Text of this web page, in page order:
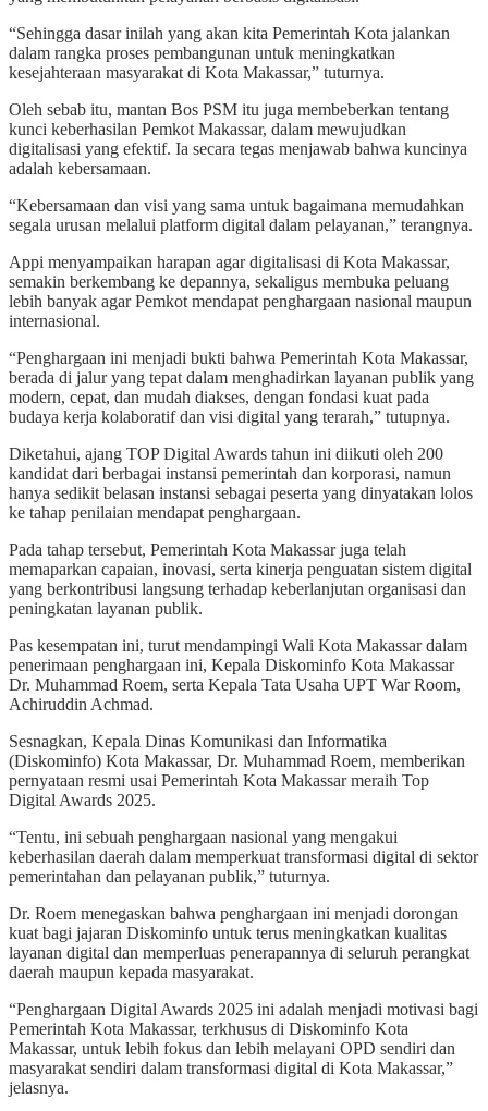
“Sehingga dasar inilah yang akan kita Pemerintah Kota jalankan
dalam rangka proses pembangunan untuk meningkatkan
kesejahteraan masyarakat di Kota Makassar,” tuturnya.
Oleh sebab itu, mantan Bos PSM itu juga membeberkan tentang
kunci keberhasilan Pemkot Makassar, dalam mewujudkan
digitalisasi yang efektif. Ia secara tegas menjawab bahwa kuncinya
adalah kebersamaan.
“Kebersamaan dan visi yang sama untuk bagaimana memudahkan
segala urusan melalui platform digital dalam pelayanan,” terangnya.
Appi menyampaikan harapan agar digitalisasi di Kota Makassar,
semakin berkembang ke depannya, sekaligus membuka peluang
lebih banyak agar Pemkot mendapat penghargaan nasional maupun
internasional.
“Penghargaan ini menjadi bukti bahwa Pemerintah Kota Makassar,
berada di jalur yang tepat dalam menghadirkan layanan publik yang
modern, cepat, dan mudah diakses, dengan fondasi kuat pada
budaya kerja kolaboratif dan visi digital yang terarah,” tutupnya.
Diketahui, ajang TOP Digital Awards tahun ini diikuti oleh 200
kandidat dari berbagai instansi pemerintah dan korporasi, namun
hanya sedikit belasan instansi sebagai peserta yang dinyatakan lolos
ke tahap penilaian mendapat penghargaan.
Pada tahap tersebut, Pemerintah Kota Makassar juga telah
memaparkan capaian, inovasi, serta kinerja penguatan sistem digital
yang berkontribusi langsung terhadap keberlanjutan organisasi dan
peningkatan layanan publik.
Pas kesempatan ini, turut mendampingi Wali Kota Makassar dalam
penerimaan penghargaan ini, Kepala Diskominfo Kota Makassar
Dr. Muhammad Roem, serta Kepala Tata Usaha UPT War Room,
Achiruddin Achmad.
Sesnagkan, Kepala Dinas Komunikasi dan Informatika
(Diskominfo) Kota Makassar, Dr. Muhammad Roem, memberikan
pernyataan resmi usai Pemerintah Kota Makassar meraih Top
Digital Awards 2025.
“Tentu, ini sebuah penghargaan nasional yang mengakui
keberhasilan daerah dalam memperkuat transformasi digital di sektor
pemerintahan dan pelayanan publik,” tuturnya.
Dr. Roem menegaskan bahwa penghargaan ini menjadi dorongan
kuat bagi jajaran Diskominfo untuk terus meningkatkan kualitas
layanan digital dan memperluas penerapannya di seluruh perangkat
daerah maupun kepada masyarakat.
“Penghargaan Digital Awards 2025 ini adalah menjadi motivasi bagi
Pemerintah Kota Makassar, terkhusus di Diskominfo Kota
Makassar, untuk lebih fokus dan lebih melayani OPD sendiri dan
masyarakat sendiri dalam transformasi digital di Kota Makassar,”
jelasnya.